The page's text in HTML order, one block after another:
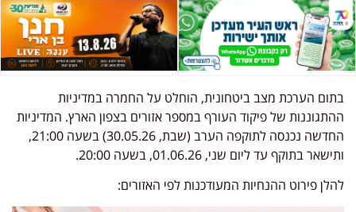
בתום הערכת מצב ביטחונית, הוחלט על החמרה במדיניות
ההתגוננות של פיקוד העורף במספר אזורים בצפון הארץ. המדיניות
החדשה נכנסה לתוקפה הערב (שבת, 30.05.26) בשעה 21:00,
ותישאר בתוקף עד ליום שני, 01.06.26, בשעה 20:00.
להלן פירוט ההנחיות המעודכנות לפי האזורים: